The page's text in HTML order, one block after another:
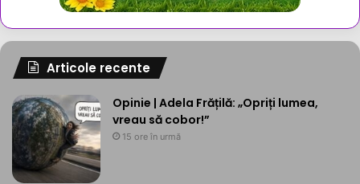
Articole recente
Opinie | Adela Frățilă: „Opriți lumea,
vreau să cobor!”
15 ore în urmă